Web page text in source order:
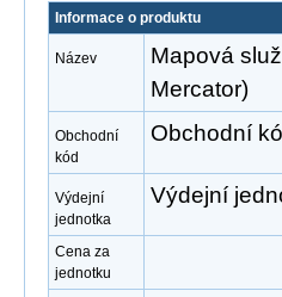
Informace o produktu
Název
Mapová
Mercator)
Obchodní
kód
Obchodní
Výdejní
jednotka
Výdejní
Cena za
jednotku